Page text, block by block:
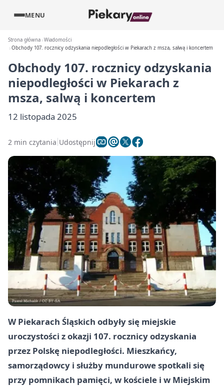
MENU
Strona główna Wiadomości
Obchody 107. rocznicy odzyskania niepodległości w Piekarach z msza, salwą i koncertem
Obchody 107. rocznicy odzyskania
niepodległości w Piekarach z
msza, salwą i koncertem
12 listopada 2025
2 min czytania Udostępnij
W Piekarach Śląskich odbyły się miejskie
uroczystości z okazji 107. rocznicy odzyskania
przez Polskę niepodległości. Mieszkańcy,
samorządowcy i służby mundurowe spotkali się
przy pomnikach pamięci, w kościele i w Miejskim